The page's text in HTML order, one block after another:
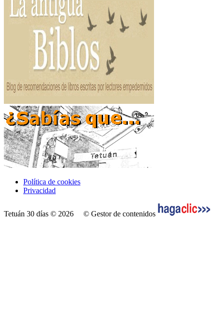
Política de cookies
Privacidad
Tetuán 30 días © 2026 © Gestor de contenidos